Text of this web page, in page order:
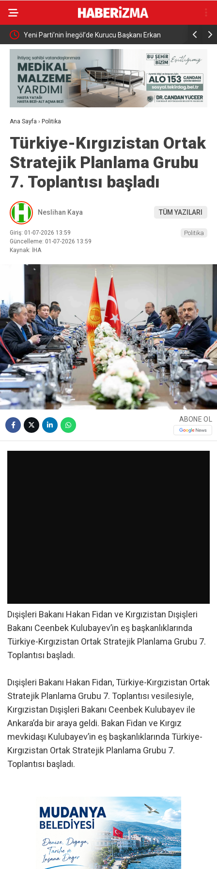
İş Yeni Parti’nin İnegöl’de Kurucu Başkanı Erkan
Dönmez Oldu.
Elektrikli
yaralandı
Ana Sayfa › Politika
Türkiye-Kırgızistan Ortak
Stratejik Planlama Grubu
7. Toplantısı başladı
Neslihan Kaya TÜM YAZILARI
Giriş: 01-07-2026 13:59
Güncelleme: 01-07-2026 13:59
Kaynak: İHA
Politika
ABONE OL
Dışişleri Bakanı Hakan Fidan ve Kırgızistan Dışişleri
Bakanı Ceenbek Kulubayev’in eş başkanlıklarında
Türkiye-Kırgızistan Ortak Stratejik Planlama Grubu 7.
Toplantısı başladı.
Dışişleri Bakanı Hakan Fidan, Türkiye-Kırgızistan Ortak
Stratejik Planlama Grubu 7. Toplantısı vesilesiyle,
Kırgızistan Dışişleri Bakanı Ceenbek Kulubayev ile
Ankara’da bir araya geldi. Bakan Fidan ve Kırgız
mevkidaşı Kulubayev’in eş başkanlıklarında Türkiye-
Kırgızistan Ortak Stratejik Planlama Grubu 7.
Toplantısı başladı.